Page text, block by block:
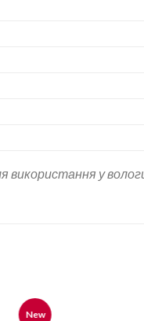
використання у
New